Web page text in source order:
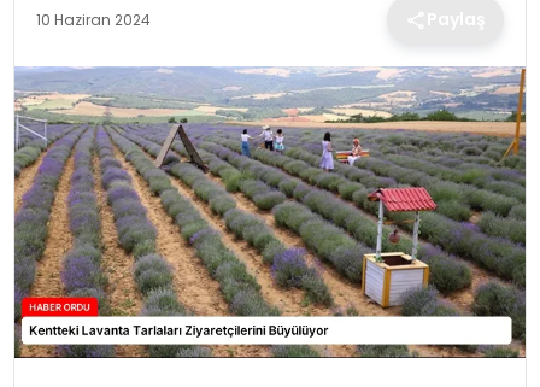
EĞITIM
MAGAZIN
SPOR
YAŞAM
10 Haziran 2024